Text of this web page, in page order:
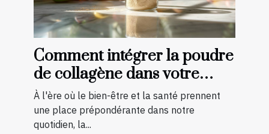
Comment intégrer la poudre
de collagène dans votre
régime quotidien
À l'ère où le bien-être et la santé prennent
une place prépondérante dans notre
quotidien, la...